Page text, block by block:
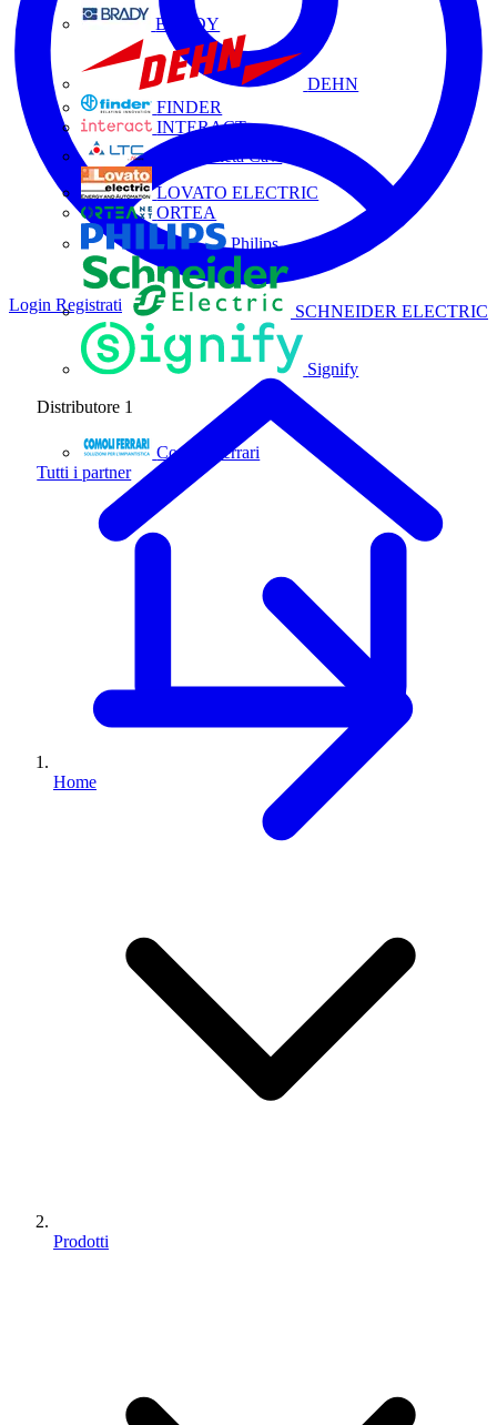
BRADY
DEHN
FINDER
INTERACT
La Triveneta Cavi
LOVATO ELECTRIC
ORTEA
Philips
SCHNEIDER ELECTRIC
Signify
Distributore 1
Comoli Ferrari
Tutti i partner
Login Registrati
Home
Prodotti